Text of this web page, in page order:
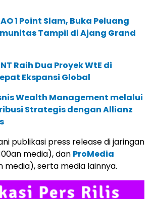
1 Point Slam, Buka Peluang
Tampil di Ajang Grand
Raih Dua Proyek WtE di
Ekspansi Global
Wealth Management melalui
Strategis dengan Allianz
publikasi press release di jaringan
media), dan ProMedia
media), serta media lainnya.